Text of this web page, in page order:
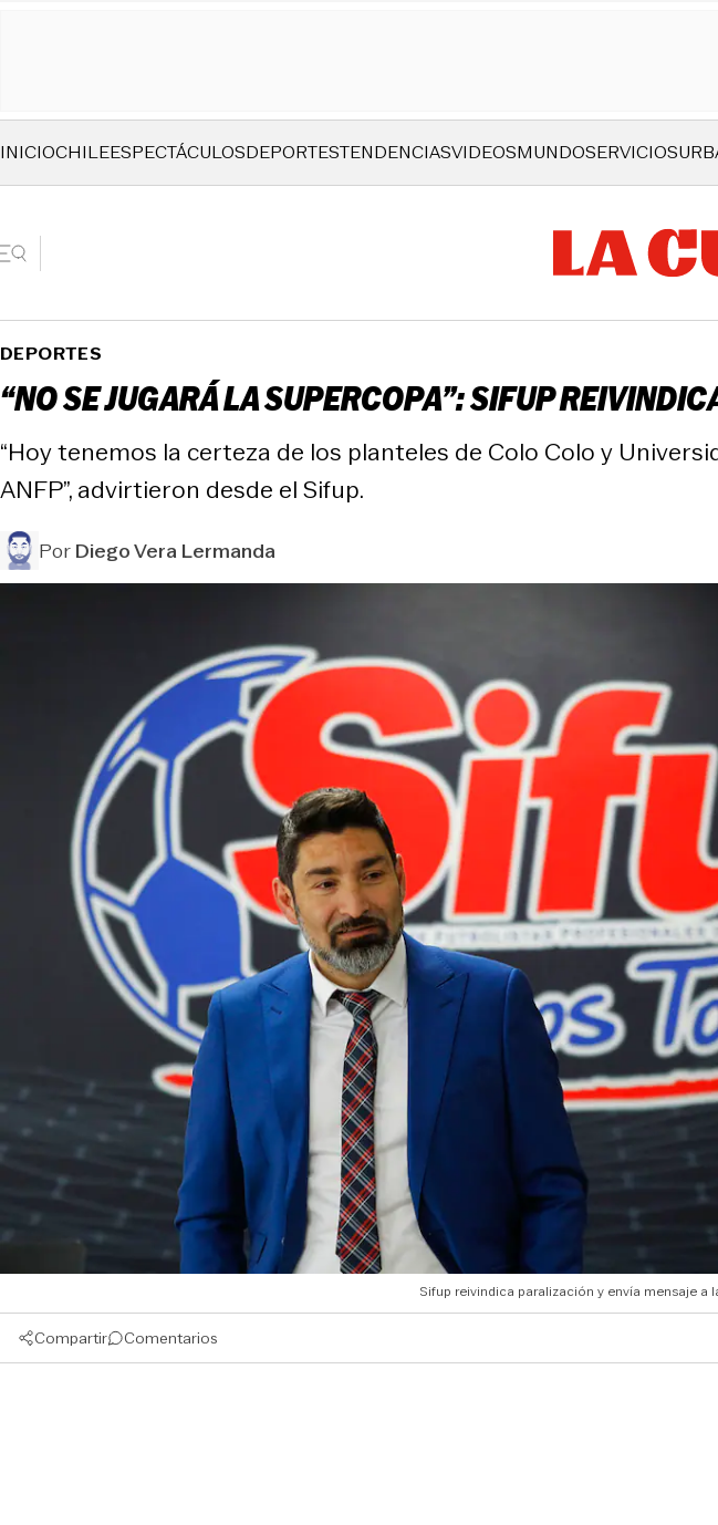
INICIOCHILEESPECTÁCULOSDEPORTESTENDENCIASVIDEOSMUNDOSERVICIOS
DEPORTES
“NO SE JUGARÁ LA SUPERCOPA”: SIFUP
“Hoy tenemos la certeza de los planteles de Colo Colo y
ANFP”, advirtieron desde el Sifup.
PorDiego Vera Lermanda
Sifup reivindica paralización y envía mensaje a
Compartir Comentarios